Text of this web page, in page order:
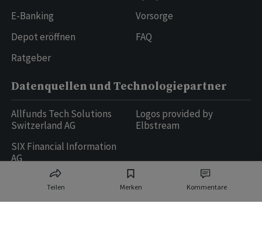
Teilen Merken Kommentare
E-Banking
Depot eröffnen
Ratgeber
Vorsorge
FAQ
Datenquellen und Technologiepartner
Allfunds Tech Solutions
Switzerland AG
SIX Financial Information
AG
Logos provided by
Elbstream
Ringier AG | Ringier Medien Schweiz